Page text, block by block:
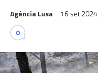
Agência Lusa 16 set 2024
0